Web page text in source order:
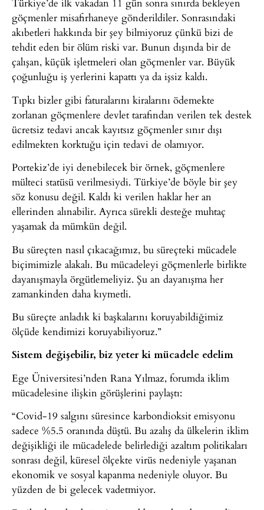
göçmenler misafirhaneye gönderildiler. Sonrasındaki
akıbetleri hakkında bir şey bilmiyoruz çünkü bizi de
tehdit eden bir ölüm riski var. Bunun dışında bir de
çalışan, küçük işletmeleri olan göçmenler var. Büyük
çoğunluğu iş yerlerini kapattı ya da işsiz kaldı.
Tıpkı bizler gibi faturalarını kiralarını ödemekte
zorlanan göçmenlere devlet tarafından verilen tek destek
ücretsiz tedavi ancak kayıtsız göçmenler sınır dışı
edilmekten korktuğu için tedavi de olamıyor.
Portekiz’de iyi denebilecek bir örnek, göçmenlere
mülteci statüsü verilmesiydi. Türkiye’de böyle bir şey
söz konusu değil. Kaldı ki verilen haklar her an
ellerinden alınabilir. Ayrıca sürekli desteğe muhtaç
yaşamak da mümkün değil.
Bu süreçten nasıl çıkacağımız, bu süreçteki mücadele
biçimimizle alakalı. Bu mücadeleyi göçmenlerle birlikte
dayanışmayla örgütlemeliyiz. Şu an dayanışma her
zamankinden daha kıymetli.
Bu süreçte anladık ki başkalarını koruyabildiğimiz
ölçüde kendimizi koruyabiliyoruz.”
Sistem değişebilir, biz yeter ki mücadele edelim
Ege Üniversitesi’nden Rana Yılmaz, forumda iklim
mücadelesine ilişkin görüşlerini paylaştı:
“Covid-19 salgını süresince karbondioksit emisyonu
sadece %5.5 oranında düştü. Bu azalış da ülkelerin iklim
değişikliği ile mücadelede belirlediği azaltım politikaları
sonrası değil, küresel ölçekte virüs nedeniyle yaşanan
ekonomik ve sosyal kapanma nedeniyle oluyor. Bu
yüzden de bi gelecek vadetmiyor.